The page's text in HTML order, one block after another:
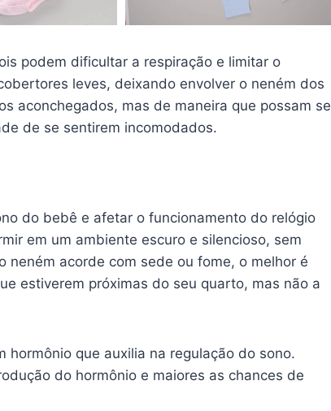
podem dificultar a respiração e limitar o
leves, deixando envolver o neném dos
aconchegados, mas de maneira que possam se
de se sentirem incomodados.
do bebê e afetar o funcionamento do relógio
em um ambiente escuro e silencioso, sem
neném acorde com sede ou fome, o melhor é
estiverem próximas do seu quarto, mas não a
hormônio que auxilia na regulação do sono.
do hormônio e maiores as chances de